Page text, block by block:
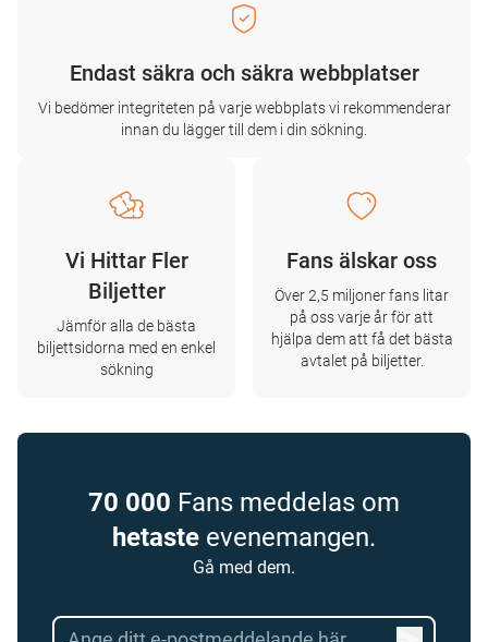
Endast säkra och säkra webbplatser
Vi bedömer integriteten på varje webbplats vi rekommenderar
innan du lägger till dem i din sökning.
Vi Hittar Fler
Biljetter
Jämför alla de bästa
biljettsidorna med en enkel
sökning
Fans älskar oss
Över 2,5 miljoner fans litar
på oss varje år för att
hjälpa dem att få det bästa
avtalet på biljetter.
70 000 Fans meddelas om
hetaste evenemangen.
Gå med dem.